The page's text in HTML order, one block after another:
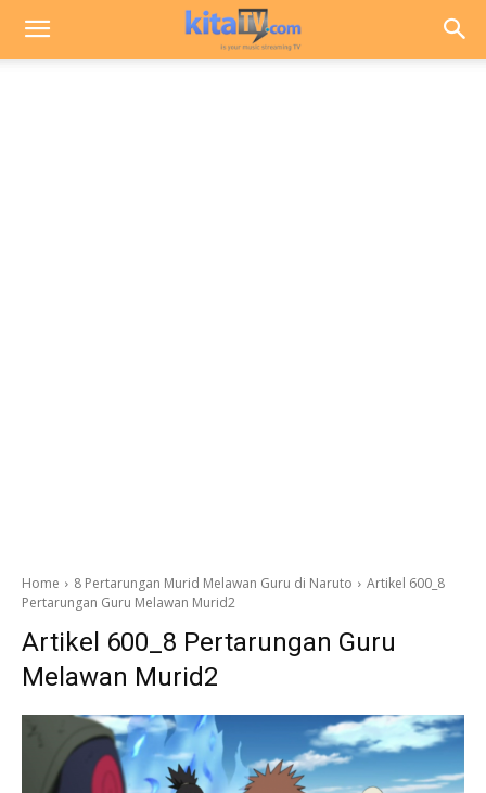
Home 8 Pertarungan Murid Melawan Guru di Naruto
Artikel 600_8
Pertarungan Guru Melawan Murid2
Artikel 600_8 Pertarungan Guru
Melawan Murid2